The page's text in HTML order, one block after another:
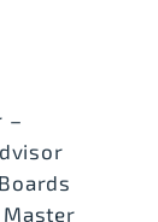
–
Master